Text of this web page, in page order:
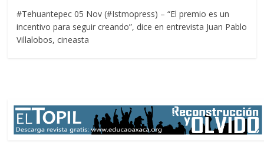
#Tehuantepec 05 Nov (#Istmopress) – “El premio es un
incentivo para seguir creando”, dice en entrevista Juan Pablo
Villalobos, cineasta